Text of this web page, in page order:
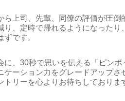
ら上司、先輩、同僚の評価が圧倒
り、定時で帰れるようになったり
ずです。
に、30秒で思いを伝える「ピン
ケーション力をグレードアップさ
トリーを心よりお待ちしておりま